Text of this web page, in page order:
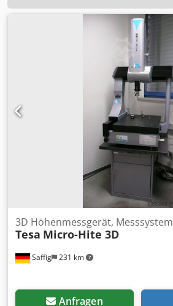
Saffig 231 km
3D Höhenmessgerät, Messsystem
Tesa Micro-Hite 3D
Anfragen